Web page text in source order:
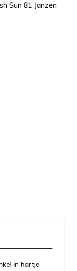
Sun 81 Janzen
in hartje